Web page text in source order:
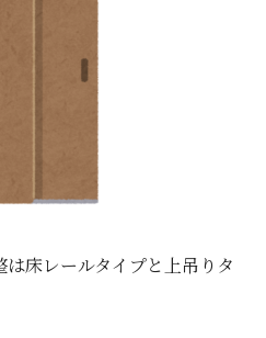
床レールタイプと上吊りタ